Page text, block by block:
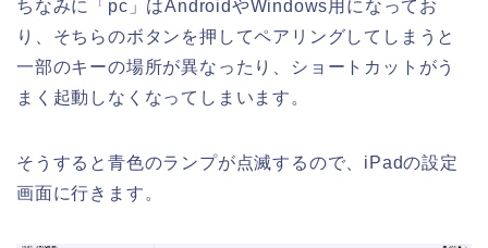
ちなみに「pc」はAndroidやWindows用になってお
り、そちらのボタンを押してペアリングしてしまうと
一部のキーの場所が異なったり、ショートカットがう
まく起動しなくなってしまいます。
そうすると青色のランプが点滅するので、iPadの設定
画面に行きます。